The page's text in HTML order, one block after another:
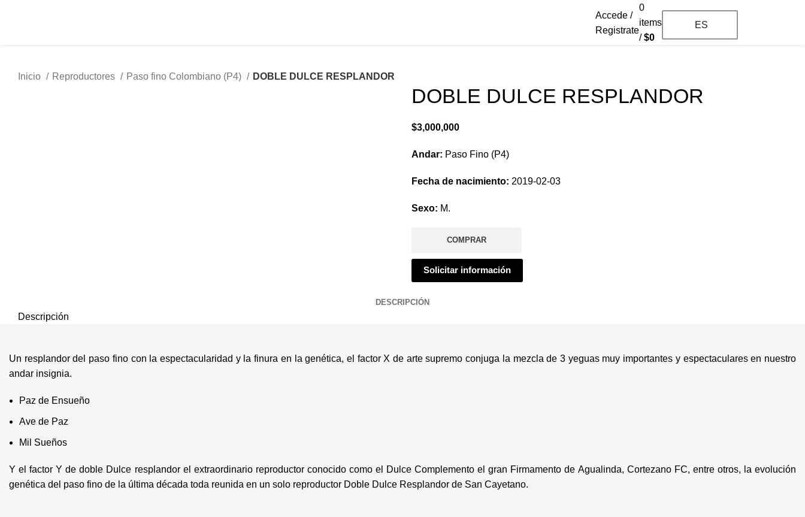
Accede /
Registrate
0
items
/ $0
ES
Inicio Reproductores Paso fino Colombiano (P4) DOBLE DULCE RESPLANDOR
DOBLE DULCE RESPLANDOR
$3,000,000
Andar: Paso Fino (P4)
Fecha de nacimiento: 2019-02-03
Sexo: M.
COMPRAR
Solicitar información
DESCRIPCIÓN
Descripción
Un resplandor del paso fino con la espectacularidad y la finura en la genética, el factor X de arte supremo conjuga la mezcla de 3 yeguas muy importantes y espectaculares en nuestro
andar insignia.
Paz de Ensueño
Ave de Paz
Mil Sueños
Y el factor Y de doble Dulce resplandor el extraordinario reproductor conocido como el Dulce Complemento el gran Firmamento de Agualinda, Cortezano FC, entre otros, la evolución
genética del paso fino de la última década toda reunida en un solo reproductor Doble Dulce Resplandor de San Cayetano.